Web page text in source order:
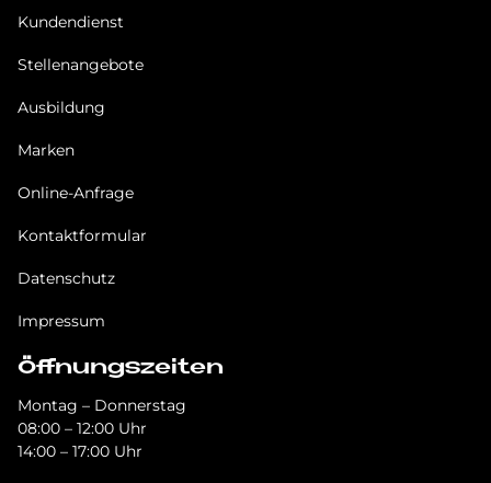
Kundendienst
Stellenangebote
Ausbildung
Marken
Online-Anfrage
Kontaktformular
Datenschutz
Impressum
Öffnungszeiten
Montag – Donnerstag
08:00 – 12:00 Uhr
14:00 – 17:00 Uhr